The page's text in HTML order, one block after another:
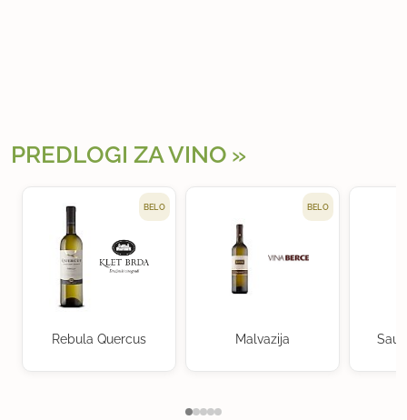
PREDLOGI ZA VINO
BELO
Rebula Quercus
BELO
Malvazija